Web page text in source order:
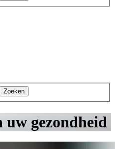
Zoeken
gezondheid